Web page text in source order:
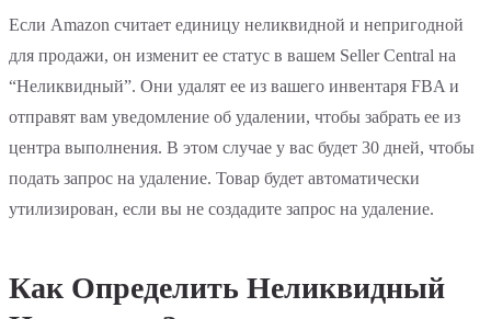
Если Amazon считает единицу неликвидной и непригодной
для продажи, он изменит ее статус в вашем Seller Central на
“Неликвидный”. Они удалят ее из вашего инвентаря FBA и
отправят вам уведомление об удалении, чтобы забрать ее из
центра выполнения. В этом случае у вас будет 30 дней, чтобы
подать запрос на удаление. Товар будет автоматически
утилизирован, если вы не создадите запрос на удаление.
Как Определить Неликвидный